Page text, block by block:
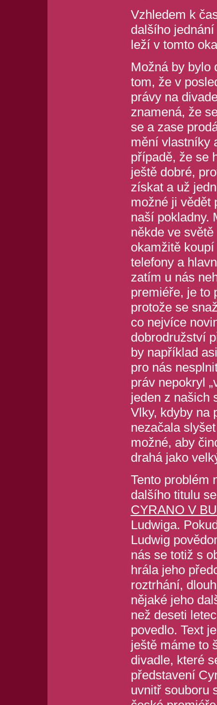
Vzhledem k
dalšího
leží v tomto
Možná by bylo
tom, že v
právy na
znamená, že
se a zase
mění vlastníky
případě, že se
ještě dobré,
získat a už
možné ji vědět
naší pokladny.
někde ve
okamžitě
telefony a
zatím u nás
premiéře, je to
protože se
co nejvíce
dobrodružství
by například
pro nás
práv nepokryl
jeden z našich
Vlky, kdyby na
nezačala
možné, aby
drahá jako
Tento problém
dalšího titulu
CYRANO V
Ludwiga.
Ludwig
nás se totiž s
hrála jeho
roztrhání,
nějaké jeho
než deseti
povedlo. Text
ještě máme to
divadle, které
představení
uvnitř souboru